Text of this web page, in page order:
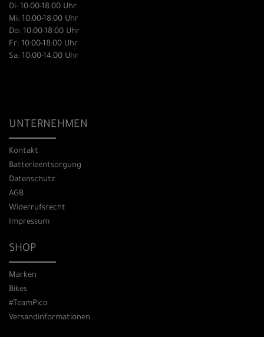
Di: 10:00-18:00 Uhr
Mi: 10:00-18:00 Uhr
Do: 10:00-18:00 Uhr
Fr: 10:00-18:00 Uhr
Sa: 10:00-14:00 Uhr
UNTERNEHMEN
Kontakt
Batterieentsorgung
Datenschutz
AGB
Widerrufsrecht
Impressum
SHOP
Marken
Bikes
#TeamPico
Versandinformationen